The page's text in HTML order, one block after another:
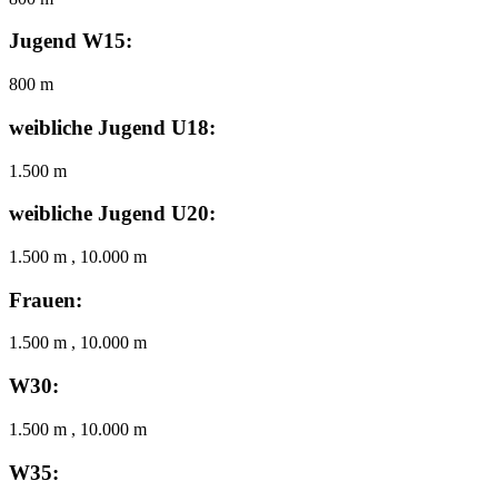
Jugend W15:
800 m
weibliche Jugend U18:
1.500 m
weibliche Jugend U20:
1.500 m , 10.000 m
Frauen:
1.500 m , 10.000 m
W30:
1.500 m , 10.000 m
W35: